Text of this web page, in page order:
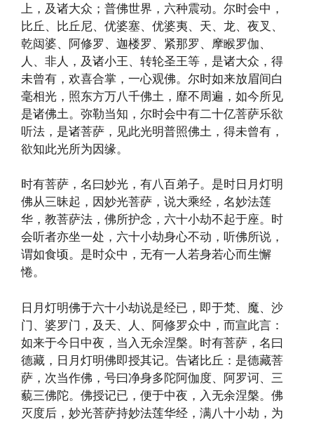
上，及诸大众；普佛世界，六种震动。尔时会中，
比丘、比丘尼、优婆塞、优婆夷、天、龙、夜叉、
乾闼婆、阿修罗、迦楼罗、紧那罗、摩睺罗伽、
人、非人，及诸小王、转轮圣王等，是诸大众，得
未曾有，欢喜合掌，一心观佛。尔时如来放眉间白
毫相光，照东方万八千佛土，靡不周遍，如今所见
是诸佛土。弥勒当知，尔时会中有二十亿菩萨乐欲
听法，是诸菩萨，见此光明普照佛土，得未曾有，
欲知此光所为因缘。
时有菩萨，名曰妙光，有八百弟子。是时日月灯明
佛从三昧起，因妙光菩萨，说大乘经，名妙法莲
华，教菩萨法，佛所护念，六十小劫不起于座。时
会听者亦坐一处，六十小劫身心不动，听佛所说，
谓如食顷。是时众中，无有一人若身若心而生懈
惓。
日月灯明佛于六十小劫说是经已，即于梵、魔、沙
门、婆罗门，及天、人、阿修罗众中，而宣此言：
如来于今日中夜，当入无余涅槃。时有菩萨，名曰
德藏，日月灯明佛即授其记。告诸比丘：是德藏菩
萨，次当作佛，号曰净身多陀阿伽度、阿罗诃、三
藐三佛陀。佛授记已，便于中夜，入无余涅槃。佛
灭度后，妙光菩萨持妙法莲华经，满八十小劫，为